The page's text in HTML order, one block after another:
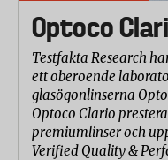
Optoco
Testfakta Research
ett oberoende
glasögonlinserna
Optoco Clario
premiumlinser och
Verified Quality &